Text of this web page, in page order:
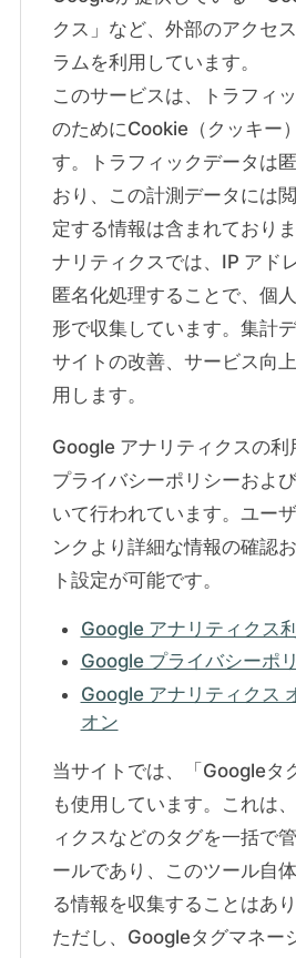
クス」など、外部のアクセ
ラムを利用しています。
このサービスは、トラフィ
のためにCookie（クッキー
す。トラフィックデータは
おり、この計測データには
定する情報は含まれており
ナリティクスでは、IP アド
匿名化処理することで、個
形で収集しています。集計
サイトの改善、サービス向
用します。
Google アナリティクスの
プライバシーポリシーおよ
いて行われています。ユー
ンクより詳細な情報の確認
ト設定が可能です。
Google アナリティクス
Google プライバシーポ
Google アナリティクス
オン
当サイトでは、「Googleタ
も使用しています。これは
ィクスなどのタグを一括で
ールであり、このツール自
る情報を収集することはあり
ただし、Googleタグマネー